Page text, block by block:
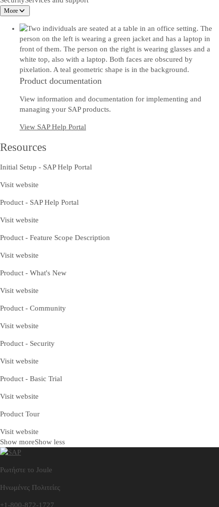
More
Product documentation
View information and documentation for implementing and
managing your SAP products.
View SAP Help Portal
Resources
Initial Setup - SAP Help Portal
Visit website
Product - SAP Help Portal
Visit website
Product - Feature Scope Description
Visit website
Product - What's New
Visit website
Product - Community
Visit website
Product - Security
Visit website
Product - Basic Trial
Visit website
Product Tour
Visit website
Show moreShow less
Ρωτήστε το Joule
Ηνωμένες Πολιτείες
+1-800-872-1727